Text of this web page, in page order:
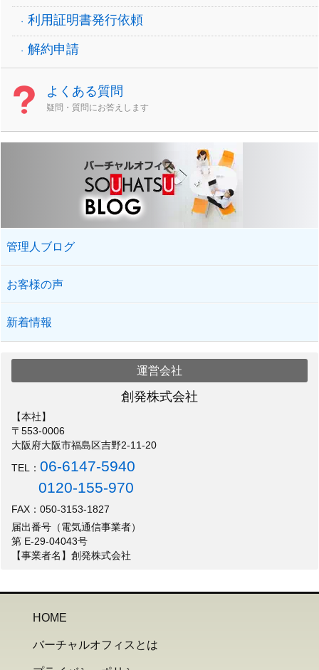
利用証明書発行依頼
解約申請
よくある質問
疑問・質問にお答えします
管理人ブログ
お客様の声
新着情報
運営会社
創発株式会社
【本社】
〒553-0006
大阪府大阪市福島区吉野2-11-20
TEL：06-6147-5940
0120-155-970
FAX：050-3153-1827
届出番号（電気通信事業者）
第 E-29-04043号
【事業者名】創発株式会社
HOME
バーチャルオフィスとは